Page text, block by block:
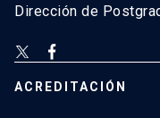
Dirección de
ACREDITACIÓN